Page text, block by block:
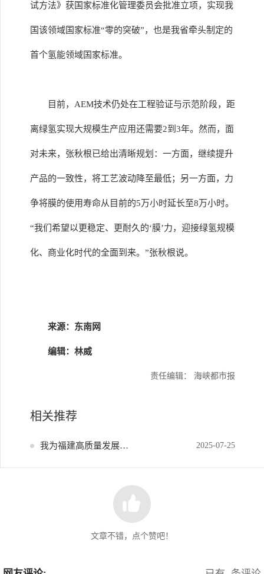
试方法》获国家标准化管理委员会批准立项，实现我
国该领域国家标准“零的突破”，也是我省牵头制定的
首个氢能领域国家标准。
目前，AEM技术仍处在工程验证与示范阶段，距
离绿氢实现大规模生产应用还需要2到3年。然而，面
对未来，张秋根已给出清晰规划：一方面，继续提升
产品的一致性，将工艺波动降至最低；另一方面，力
争将膜的使用寿命从目前的5万小时延长至8万小时。
“我们希望以更稳定、更耐久的‘膜’力，迎接绿氢规模
化、商业化时代的全面到来。”张秋根说。
来源：东南网
编辑：林威
责任编辑： 海峡都市报
相关推荐
我为福建高质量发展献策 2025-07-25
文章不错，点个赞吧！